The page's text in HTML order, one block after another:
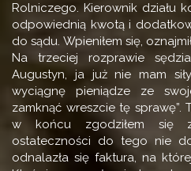
Rolniczego. Kierownik działu
odpowiednią kwotą i
do sądu. Wpieniłem się,
Na trzeciej rozprawie
Augustyn, ja już nie mam
wyciągnę pieniądze ze
zamknąć wreszcie tę sprawę”.
w końcu zgodziłem się
ostateczności do tego nie
odnalazła się faktura, na